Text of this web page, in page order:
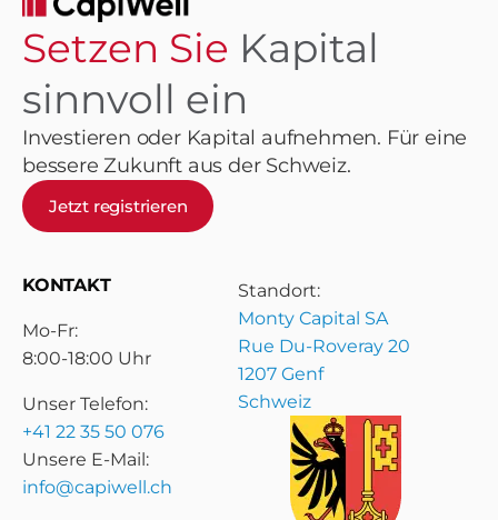
Setzen Sie Kapital
sinnvoll ein
Investieren oder Kapital aufnehmen. Für eine
bessere Zukunft aus der Schweiz.
Jetzt registrieren
KONTAKT
Mo-Fr:
8:00-18:00 Uhr
Unser Telefon:
+41 22 35 50 076
Unsere E-Mail:
info@capiwell.ch
Standort:
Monty Capital SA
Rue Du-Roveray 20
1207 Genf
Schweiz